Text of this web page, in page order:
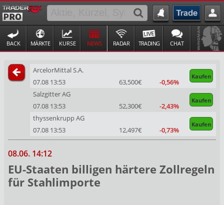
BACK MÄRKTE KURSE NEWS RADAR TRADING CHAT
ArcelorMittal S.A.
Kaufen
07.08 13:53 63,500€
-0,56%
Salzgitter AG
Kaufen
07.08 13:53 52,300€
-2,43%
thyssenkrupp AG
Kaufen
07.08 13:53 12,497€ -0,73%
08.06. 14:12
EU-Staaten billigen härtere Zollregeln
für Stahlimporte